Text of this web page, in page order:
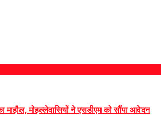
माहौल, मोहल्लेवासियों ने एसडीएम को सौंपा आवेदन